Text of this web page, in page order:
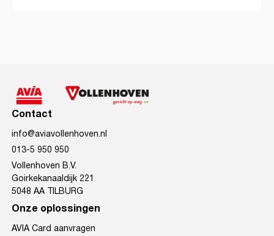
Contact
info@aviavollenhoven.nl
013-5 950 950
Vollenhoven B.V.
Goirkekanaaldijk 221
5048 AA TILBURG
Onze oplossingen
AVIA Card aanvragen